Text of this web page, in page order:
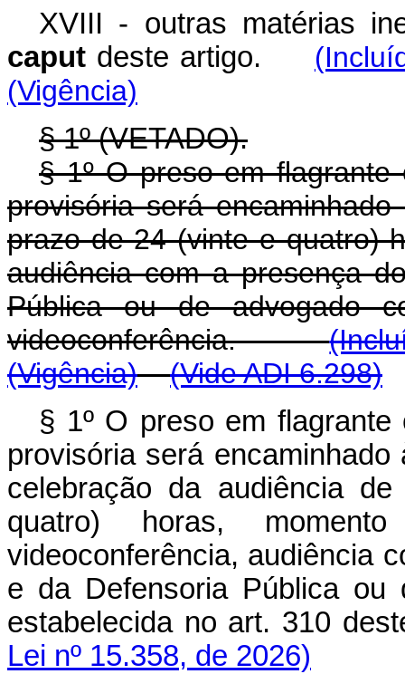
XVIII - outras matérias
caput deste artigo.
(Vigência)
§ 1º (VETADO).
§ 1º O preso em
provisória será
prazo de 24 (vinte e quatro)
audiência com a presença
Pública ou de advogado
videoconferência.
(Vigência)
(Vide ADI 6.298)
§ 1º O preso em
provisória será
celebração da audiência
quatro) horas,
videoconferência, audiência
e da Defensoria Pública ou
estabelecida no art. 310
Lei nº 15.358, de 2026)